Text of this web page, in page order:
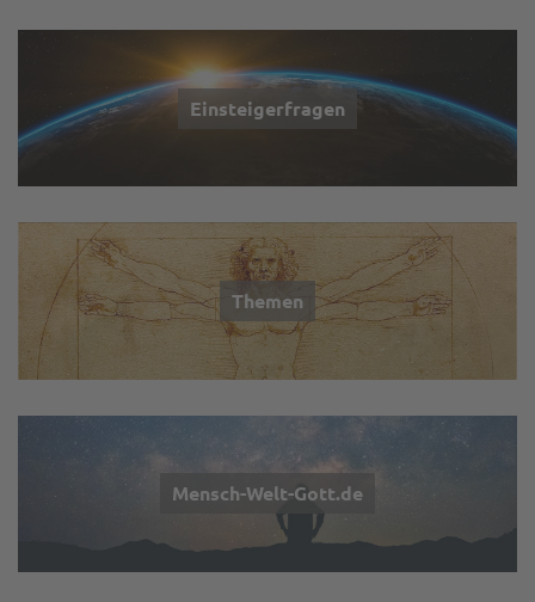
Einsteigerfragen
Themen
Mensch-Welt-Gott.de